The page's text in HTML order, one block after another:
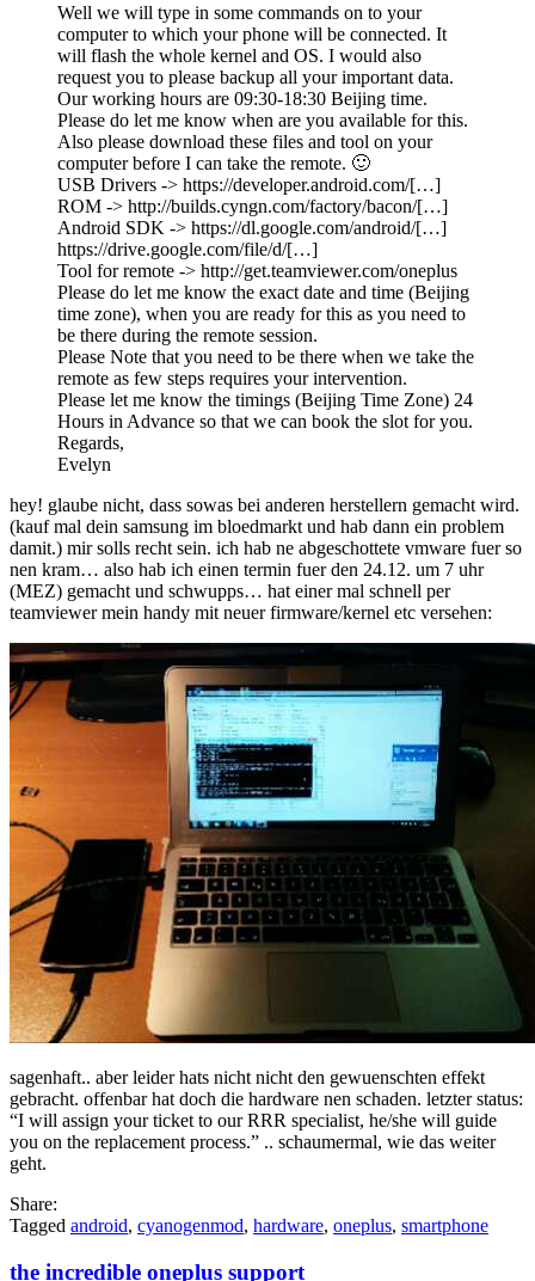
Well we will type in some commands on to your
computer to which your phone will be connected. It
will flash the whole kernel and OS. I would also
request you to please backup all your important data.
Our working hours are 09:30-18:30 Beijing time.
Please do let me know when are you available for this.
Also please download these files and tool on your
computer before I can take the remote. 🙂
USB Drivers -> https://developer.android.com/[…]
ROM -> http://builds.cyngn.com/factory/bacon/[…]
Android SDK -> https://dl.google.com/android/[…]
https://drive.google.com/file/d/[…]
Tool for remote -> http://get.teamviewer.com/oneplus
Please do let me know the exact date and time (Beijing
time zone), when you are ready for this as you need to
be there during the remote session.
Please Note that you need to be there when we take the
remote as few steps requires your intervention.
Please let me know the timings (Beijing Time Zone) 24
Hours in Advance so that we can book the slot for you.
Regards,
Evelyn
hey! glaube nicht, dass sowas bei anderen herstellern gemacht wird.
(kauf mal dein samsung im bloedmarkt und hab dann ein problem
damit.) mir solls recht sein. ich hab ne abgeschottete vmware fuer so
nen kram… also hab ich einen termin fuer den 24.12. um 7 uhr
(MEZ) gemacht und schwupps… hat einer mal schnell per
teamviewer mein handy mit neuer firmware/kernel etc versehen:
sagenhaft.. aber leider hats nicht nicht den gewuenschten effekt
gebracht. offenbar hat doch die hardware nen schaden. letzter status:
“I will assign your ticket to our RRR specialist, he/she will guide
you on the replacement process.” .. schaumermal, wie das weiter
geht.
Share:
Tagged android, cyanogenmod, hardware, oneplus, smartphone
the incredible oneplus support